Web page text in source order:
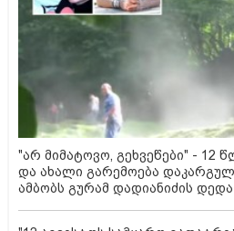
"არ მიმატოვო, გეხვეწები" - 12
და ახალი გარემოება
ამბობს გურამ დადიანიძის დედა